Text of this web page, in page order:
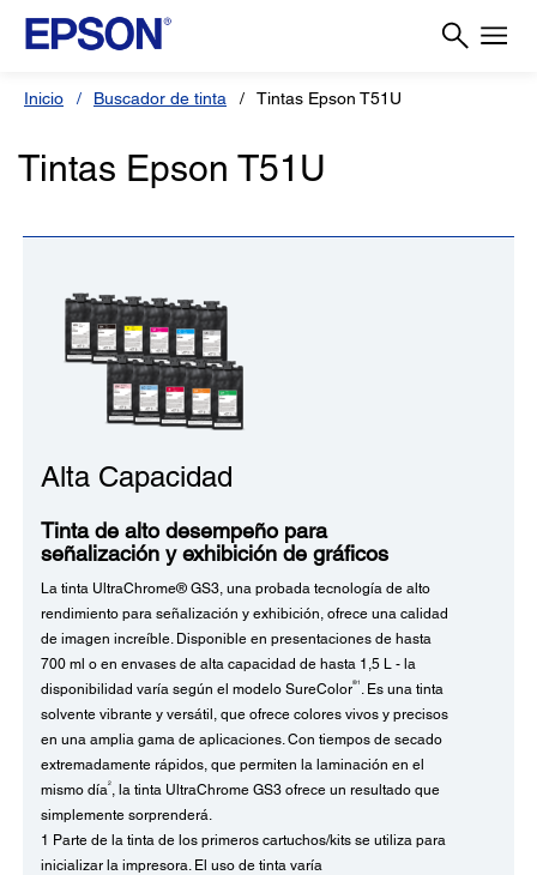
Inicio Buscador de tinta Tintas Epson T51U
Tintas Epson T51U
Alta Capacidad
Tinta de alto desempeño para
señalización y exhibición de gráficos
La tinta UltraChrome® GS3, una probada tecnología de alto
rendimiento para señalización y exhibición, ofrece una calidad
de imagen increíble. Disponible en presentaciones de hasta
700 ml o en envases de alta capacidad de hasta 1,5 L - la
disponibilidad varía según el modelo SureColor ®1
. Es una tinta
solvente vibrante y versátil, que ofrece colores vivos y precisos
en una amplia gama de aplicaciones. Con tiempos de secado
extremadamente rápidos, que permiten la laminación en el
mismo día 2
, la tinta UltraChrome GS3 ofrece un resultado que
simplemente sorprenderá.
1 Parte de la tinta de los primeros cartuchos/kits se utiliza para
inicializar la impresora. El uso de tinta varía